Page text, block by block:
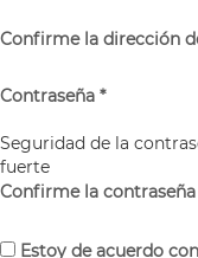
Confirme la dirección
Contraseña *
Seguridad de la
fuerte
Confirme la contraseña
Estoy de acuerdo con